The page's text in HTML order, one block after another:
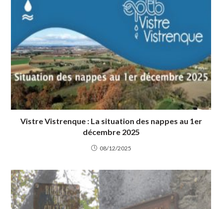
Vistre Vistrenque : La situation des nappes au 1er
décembre 2025
08/12/2025